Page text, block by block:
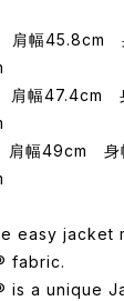
幅45.8cm
幅47.4cm
幅49cm 身
easy jacket
fabric.
is a unique